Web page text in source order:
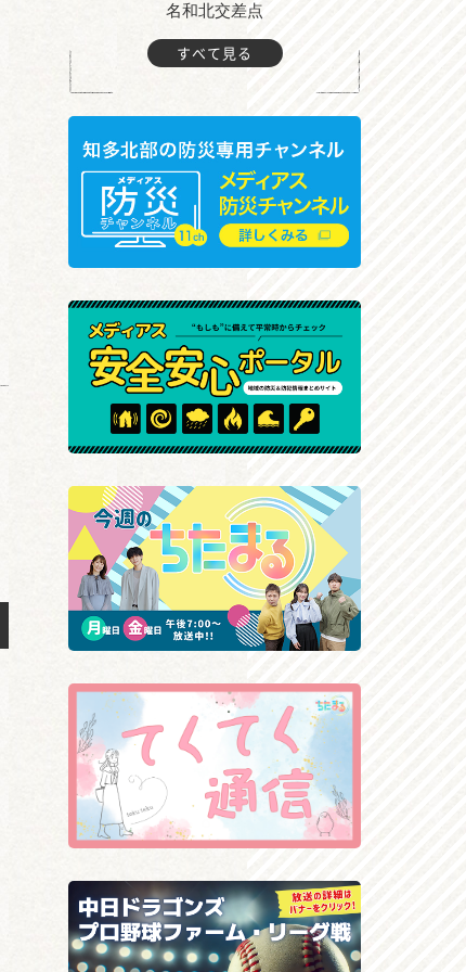
名和北交差点
すべて見る